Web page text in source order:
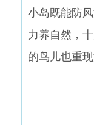
小岛既能防
力养自然，
的鸟儿也重现